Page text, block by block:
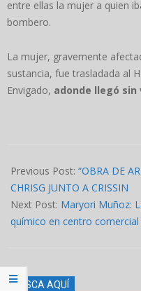
entre ellas la mujer a quien
bombero.
La mujer, gravemente
sustancia, fue trasladada al
Envigado, adonde llegó sin
03-
15
Previous Post: “OBRA DE
CHRISG JUNTO A CRISSIN
Next Post: Maryori Muñoz:
químico en centro
BUSCA AQUÍ